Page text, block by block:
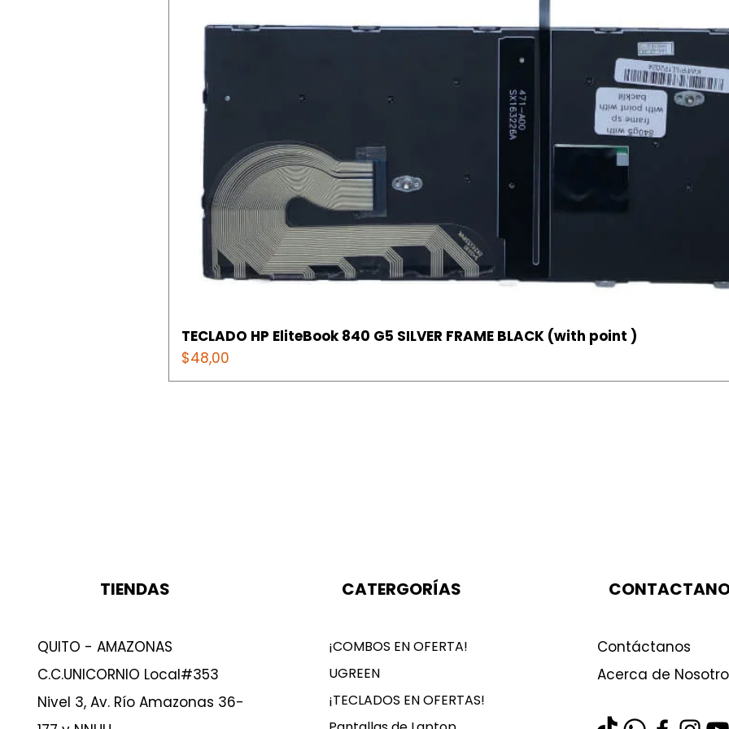
TECLADO HP EliteBook 840 G5 SILVER FRAME BLACK (with point )
Precio
$48,00
TIENDAS
QUITO - AMAZONAS
C.C.UNICORNIO Local#353
Nivel 3, Av. Río Amazonas 36-
CATERGORÍAS
¡COMBOS EN OFERTA!
UGREEN
¡TECLADOS EN OFERTAS!
Contáctanos
Acerca de